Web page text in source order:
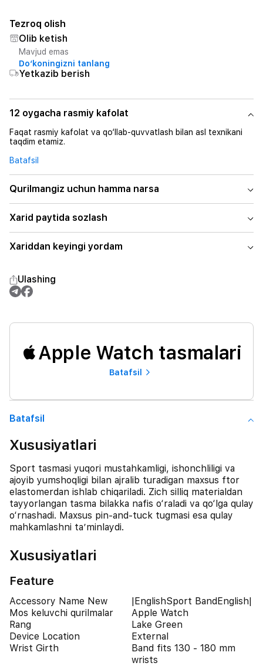
Tezroq olish
Olib ketish
Mavjud emas
Do‘koningizni tanlang
Yetkazib berish
12 oygacha rasmiy kafolat
Faqat rasmiy kafolat va qo‘llab-quvvatlash bilan asl texnikani
taqdim etamiz.
Batafsil
Qurilmangiz uchun hamma narsa
Xarid paytida sozlash
Xariddan keyingi yordam
Ulashing
Apple Watch tasmalari
Batafsil
Batafsil
Xususiyatlari
Sport tasmasi yuqori mustahkamligi, ishonchliligi va
ajoyib yumshoqligi bilan ajralib turadigan maxsus ftor
elastomerdan ishlab chiqariladi. Zich silliq materialdan
tayyorlangan tasma bilakka nafis o‘raladi va qo‘lga qulay
o‘rnashadi. Maxsus pin-and-tuck tugmasi esa qulay
mahkamlashni ta’minlaydi.
Xususiyatlari
Feature
Accessory Name New
|EnglishSport BandEnglish|
Mos keluvchi qurilmalar
Apple Watch
Rang
Lake Green
Device Location
External
Wrist Girth
Band fits 130 - 180 mm
wrists